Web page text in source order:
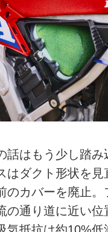
話はもう少し踏み
はダクト形状を見
のカバーを廃止。
の通り道に近い位